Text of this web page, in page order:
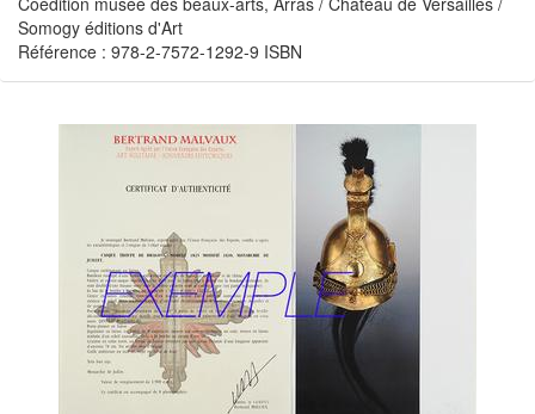
Somogy éditions d'Art
Référence : 978-2-7572-1292-9 ISBN